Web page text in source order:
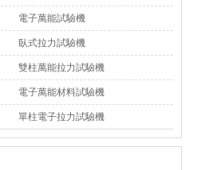
電子萬能試驗機
臥式拉力試驗機
雙柱萬能拉力試驗機
電子萬能材料試驗機
單柱電子拉力試驗機